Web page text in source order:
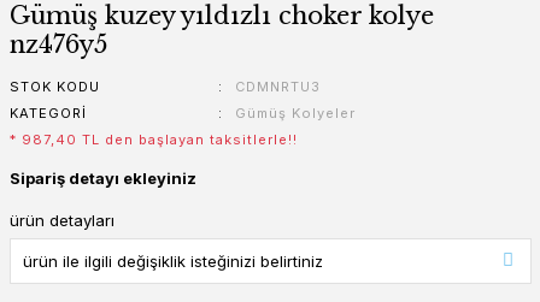
Gümüş kuzey yıldızlı choker kolye
nz476y5
STOK KODU
CDMNRTU3
KATEGORI
Gümüş Kolyeler
* 987,40 TL den başlayan taksitlerle!!
Sipariş detayı ekleyiniz
ürün detayları